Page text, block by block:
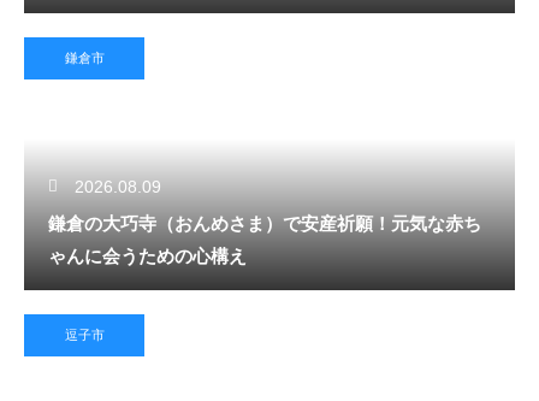
鎌倉市
2026.08.09
鎌倉の大巧寺（おんめさま）で安産祈願！元気な赤ち
ゃんに会うための心構え
逗子市